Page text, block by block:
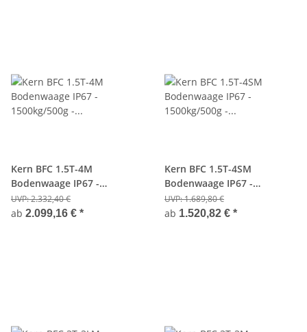
Kern BFC 1.5T-4M
Bodenwaage IP67 -
1500kg/500g - Eichfähig
UVP:2.332,40 €
ab 2.099,16 € *
Kern BFC 1.5T-4SM
Bodenwaage IP67 -
1500kg/500g - Eichfähig
UVP:1.689,80 €
ab 1.520,82 € *